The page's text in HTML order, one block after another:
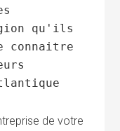
qu'ils
connaitre
de votre